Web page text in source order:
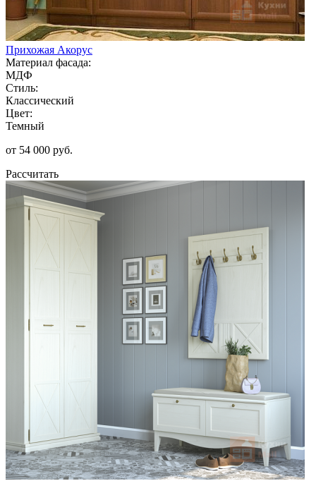
Прихожая Акорус
Материал фасада:
МДФ
Стиль:
Классический
Цвет:
Темный
от 54 000 руб.
Рассчитать